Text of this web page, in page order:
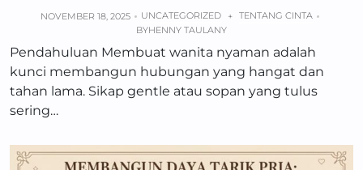
NOVEMBER 18, 2025 UNCATEGORIZED +
TENTANG CINTA
BYHENNY TAULANY
Pendahuluan Membuat wanita nyaman adalah
kunci membangun hubungan yang hangat dan
tahan lama. Sikap gentle atau sopan yang tulus
sering…